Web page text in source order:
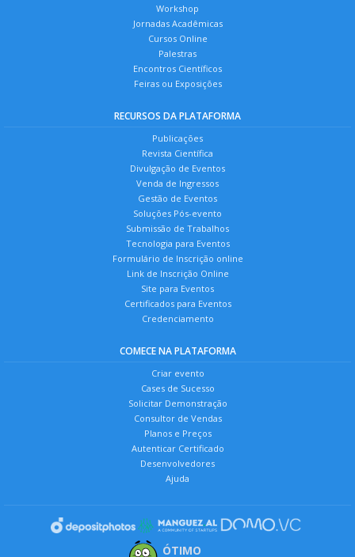
Workshop
Jornadas Acadêmicas
Cursos Online
Palestras
Encontros Científicos
Feiras ou Exposições
RECURSOS DA PLATAFORMA
Publicações
Revista Científica
Divulgação de Eventos
Venda de Ingressos
Gestão de Eventos
Soluções Pós-evento
Submissão de Trabalhos
Tecnologia para Eventos
Formulário de Inscrição online
Link de Inscrição Online
Site para Eventos
Certificados para Eventos
Credenciamento
COMECE NA PLATAFORMA
Criar evento
Cases de Sucesso
Solicitar Demonstração
Consultor de Vendas
Planos e Preços
Autenticar Certificado
Desenvolvedores
Ajuda
ÓTIMO